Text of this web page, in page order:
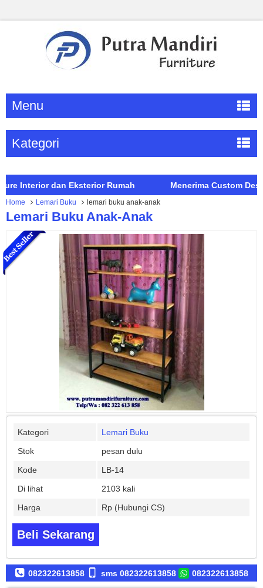
Menu
Kategori
dan Eksterior Rumah Menerima Custom Desain
Home Lemari Buku lemari buku anak-anak
Lemari Buku Anak-Anak
Kategori
Lemari Buku
Stok
pesan dulu
Kode
LB-14
Di lihat
2103 kali
Harga
Rp (Hubungi CS)
Beli Sekarang
082322613858 sms 082322613858 082322613858